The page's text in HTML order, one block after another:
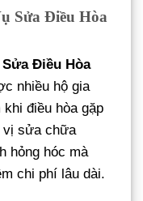
Sửa Điều Hòa
Điều Hòa
nhiều hộ gia
điều hòa gặp
vị sửa chữa
hỏng hóc mà
chi phí lâu dài.